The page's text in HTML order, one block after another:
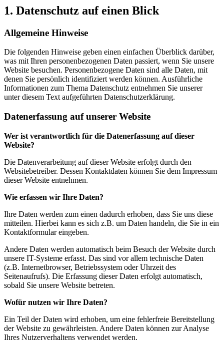
1. Datenschutz auf einen Blick
Allgemeine Hinweise
Die folgenden Hinweise geben einen einfachen Überblick darüber,
was mit Ihren personenbezogenen Daten passiert, wenn Sie unsere
Website besuchen. Personenbezogene Daten sind alle Daten, mit
denen Sie persönlich identifiziert werden können. Ausführliche
Informationen zum Thema Datenschutz entnehmen Sie unserer
unter diesem Text aufgeführten Datenschutzerklärung.
Datenerfassung auf unserer Website
Wer ist verantwortlich für die Datenerfassung auf dieser
Website?
Die Datenverarbeitung auf dieser Website erfolgt durch den
Websitebetreiber. Dessen Kontaktdaten können Sie dem Impressum
dieser Website entnehmen.
Wie erfassen wir Ihre Daten?
Ihre Daten werden zum einen dadurch erhoben, dass Sie uns diese
mitteilen. Hierbei kann es sich z.B. um Daten handeln, die Sie in ein
Kontaktformular eingeben.
Andere Daten werden automatisch beim Besuch der Website durch
unsere IT-Systeme erfasst. Das sind vor allem technische Daten
(z.B. Internetbrowser, Betriebssystem oder Uhrzeit des
Seitenaufrufs). Die Erfassung dieser Daten erfolgt automatisch,
sobald Sie unsere Website betreten.
Wofür nutzen wir Ihre Daten?
Ein Teil der Daten wird erhoben, um eine fehlerfreie Bereitstellung
der Website zu gewährleisten. Andere Daten können zur Analyse
Ihres Nutzerverhaltens verwendet werden.